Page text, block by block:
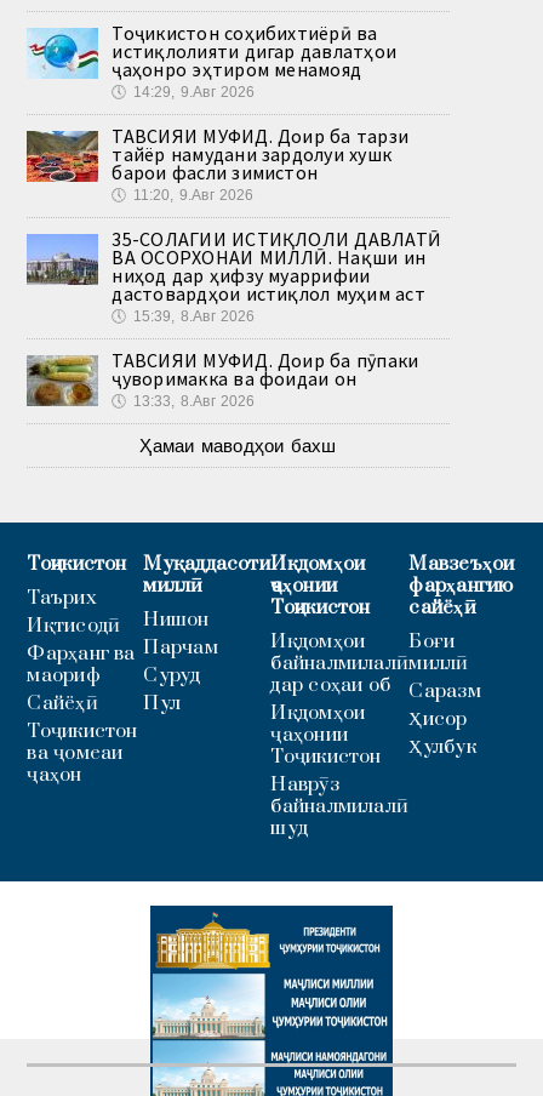
Тоҷикистон соҳибихтиёрӣ ва
истиқлолияти дигар давлатҳои
ҷаҳонро эҳтиром менамояд
🕔 14:29, 9.Авг 2026
ТАВСИЯИ МУФИД. Доир ба тарзи
тайёр намудани зардолуи хушк
барои фасли зимистон
🕔 11:20, 9.Авг 2026
35-СОЛАГИИ ИСТИҚЛОЛИ ДАВЛАТӢ
ВА ОСОРХОНАИ МИЛЛӢ. Нақши ин
ниҳод дар ҳифзу муаррифии
дастовардҳои истиқлол муҳим аст
🕔 15:39, 8.Авг 2026
ТАВСИЯИ МУФИД. Доир ба пӯпаки
ҷуворимакка ва фоидаи он
🕔 13:33, 8.Авг 2026
Ҳамаи маводҳои бахш
Тоҷикистон
Таърих
Иқтисодӣ
Фарҳанг ва
маориф
Сайёҳӣ
Тоҷикистон
ва ҷомеаи
ҷаҳон
Муқаддасоти
миллӣ
Нишон
Парчам
Суруд
Пул
Иқдомҳои
ҷаҳонии
Тоҷикистон
Иқдомҳои
байналмилалӣ
дар соҳаи об
Иқдомҳои
ҷаҳонии
Тоҷикистон
Наврӯз
байналмилалӣ
шуд
Мавзеъҳои
фарҳангию
сайёҳӣ
Боғи
миллӣ
Саразм
Ҳисор
Ҳулбук